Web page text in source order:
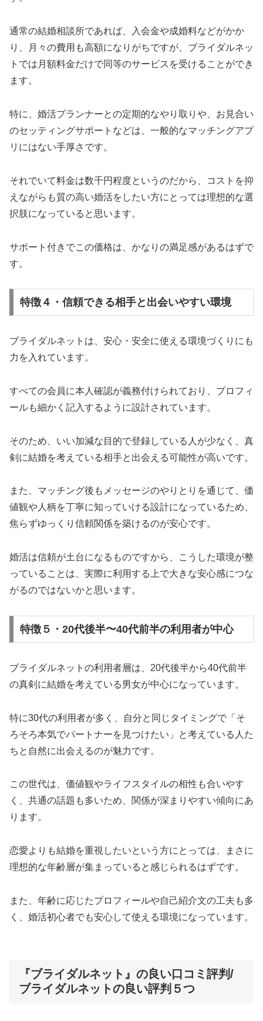
通常の結婚相談所であれば、入会金や成婚料などがかか
り、月々の費用も高額になりがちですが、ブライダルネッ
トでは月額料金だけで同等のサービスを受けることができ
ます。
特に、婚活プランナーとの定期的なやり取りや、お見合い
のセッティングサポートなどは、一般的なマッチングアプ
リにはない手厚さです。
それでいて料金は数千円程度というのだから、コストを抑
えながらも質の高い婚活をしたい方にとっては理想的な選
択肢になっていると思います。
サポート付きでこの価格は、かなりの満足感があるはずで
す。
特徴４・信頼できる相手と出会いやすい環境
ブライダルネットは、安心・安全に使える環境づくりにも
力を入れています。
すべての会員に本人確認が義務付けられており、プロフィ
ールも細かく記入するように設計されています。
そのため、いい加減な目的で登録している人が少なく、真
剣に結婚を考えている相手と出会える可能性が高いです。
また、マッチング後もメッセージのやりとりを通じて、価
値観や人柄を丁寧に知っていける設計になっているため、
焦らずゆっくり信頼関係を築けるのが安心です。
婚活は信頼が土台になるものですから、こうした環境が整
っていることは、実際に利用する上で大きな安心感につな
がるのではないかと思います。
特徴５・20代後半〜40代前半の利用者が中心
ブライダルネットの利用者層は、20代後半から40代前半
の真剣に結婚を考えている男女が中心になっています。
特に30代の利用者が多く、自分と同じタイミングで「そ
ろそろ本気でパートナーを見つけたい」と考えている人た
ちと自然に出会えるのが魅力です。
この世代は、価値観やライフスタイルの相性も合いやす
く、共通の話題も多いため、関係が深まりやすい傾向にあ
ります。
恋愛よりも結婚を重視したいという方にとっては、まさに
理想的な年齢層が集まっていると感じられるはずです。
また、年齢に応じたプロフィールや自己紹介文の工夫も多
く、婚活初心者でも安心して使える環境になっています。
『ブライダルネット』の良い口コミ評判/
ブライダルネットの良い評判５つ